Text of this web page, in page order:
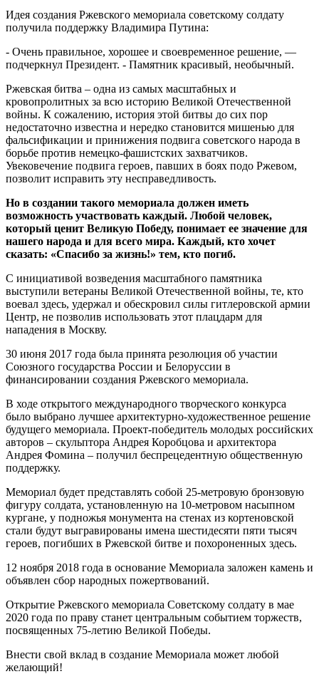
Идея создания Ржевского мемориала советскому солдату
получила поддержку Владимира Путина:
- Очень правильное, хорошее и своевременное решение, —
подчеркнул Президент. - Памятник красивый, необычный.
Ржевская битва – одна из самых масштабных и
кровопролитных за всю историю Великой Отечественной
войны. К сожалению, история этой битвы до сих пор
недостаточно известна и нередко становится мишенью для
фальсификации и принижения подвига советского народа в
борьбе против немецко-фашистских захватчиков.
Увековечение подвига героев, павших в боях подо Ржевом,
позволит исправить эту несправедливость.
Но в создании такого мемориала должен иметь
возможность участвовать каждый. Любой человек,
который ценит Великую Победу, понимает ее значение для
нашего народа и для всего мира. Каждый, кто хочет
сказать: «Спасибо за жизнь!» тем, кто погиб.
С инициативой возведения масштабного памятника
выступили ветераны Великой Отечественной войны, те, кто
воевал здесь, удержал и обескровил силы гитлеровской армии
Центр, не позволив использовать этот плацдарм для
нападения в Москву.
30 июня 2017 года была принята резолюция об участии
Союзного государства России и Белоруссии в
финансировании создания Ржевского мемориала.
В ходе открытого международного творческого конкурса
было выбрано лучшее архитектурно-художественное решение
будущего мемориала. Проект-победитель молодых российских
авторов – скульптора Андрея Коробцова и архитектора
Андрея Фомина – получил беспрецедентную общественную
поддержку.
Мемориал будет представлять собой 25-метровую бронзовую
фигуру солдата, установленную на 10-метровом насыпном
кургане, у подножья монумента на стенах из кортеновской
стали будут выгравированы имена шестидесяти пяти тысяч
героев, погибших в Ржевской битве и похороненных здесь.
12 ноября 2018 года в основание Мемориала заложен камень и
объявлен сбор народных пожертвований.
Открытие Ржевского мемориала Советскому солдату в мае
2020 года по праву станет центральным событием торжеств,
посвященных 75-летию Великой Победы.
Внести свой вклад в создание Мемориала может любой
желающий!